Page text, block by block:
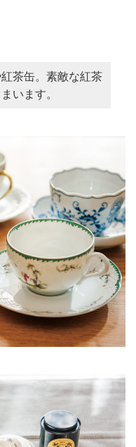
茶缶。素敵な紅茶
います。